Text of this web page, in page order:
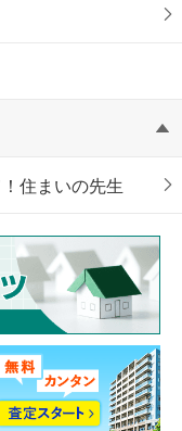
住まいの先生